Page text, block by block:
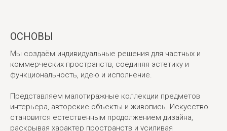
ОСНОВЫ
Мы создаём индивидуальные решения для частных и
коммерческих пространств, соединяя эстетику и
функциональность, идею и исполнение.
Представляем малотиражные коллекции предметов
интерьера, авторские объекты и живопись. Искусство
становится естественным продолжением дизайна,
раскрывая характер пространств и усиливая